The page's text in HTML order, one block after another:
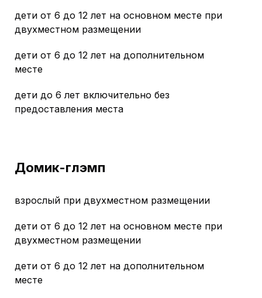
дети от 6 до 12 лет на основном месте при
двухместном размещении
дети от 6 до 12 лет на дополнительном
месте
дети до 6 лет включительно без
предоставления места
Домик-глэмп
взрослый при двухместном размещении
дети от 6 до 12 лет на основном месте при
двухместном размещении
дети от 6 до 12 лет на дополнительном
месте